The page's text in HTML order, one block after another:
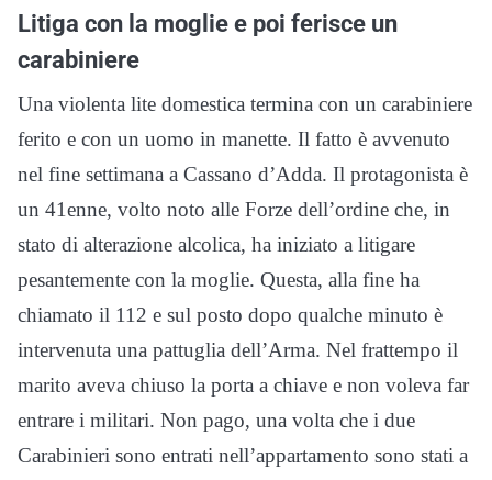
Litiga con la moglie e poi ferisce un
carabiniere
Una violenta lite domestica termina con un carabiniere
ferito e con un uomo in manette. Il fatto è avvenuto
nel fine settimana a Cassano d’Adda. Il protagonista è
un 41enne, volto noto alle Forze dell’ordine che, in
stato di alterazione alcolica, ha iniziato a litigare
pesantemente con la moglie. Questa, alla fine ha
chiamato il 112 e sul posto dopo qualche minuto è
intervenuta una pattuglia dell’Arma. Nel frattempo il
marito aveva chiuso la porta a chiave e non voleva far
entrare i militari. Non pago, una volta che i due
Carabinieri sono entrati nell’appartamento sono stati a